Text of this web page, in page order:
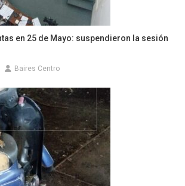
en 25 de Mayo: suspendieron la sesión
Baires Centro